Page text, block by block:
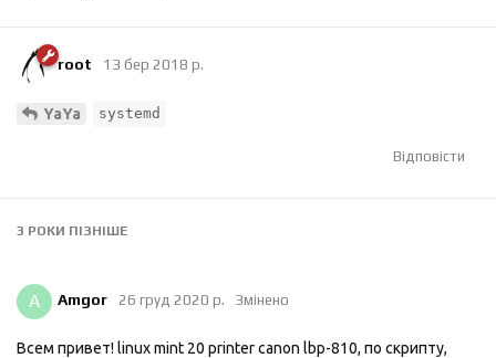
root 13 бер 2018 р.
YaYa systemd
Відповісти
3 РОКИ ПІЗНІШЕ
A Amgor 26 груд 2020 р. Змінено
Всем привет! linux mint 20 printer canon lbp-810, по скрипту,